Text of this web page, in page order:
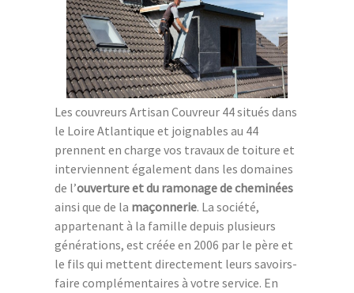
Les couvreurs Artisan Couvreur 44 situés dans
le Loire Atlantique et joignables au 44
prennent en charge vos travaux de toiture et
interviennent également dans les domaines
de l’ouverture et du ramonage de cheminées
ainsi que de la maçonnerie. La société,
appartenant à la famille depuis plusieurs
générations, est créée en 2006 par le père et
le fils qui mettent directement leurs savoirs-
faire complémentaires à votre service. En